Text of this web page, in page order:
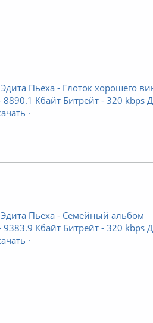
Пьеха - Глоток хорошего
8890.1 Кбайт Битрейт - 320 kbps
·
Пьеха - Семейный альбом
9383.9 Кбайт Битрейт - 320 kbps
·